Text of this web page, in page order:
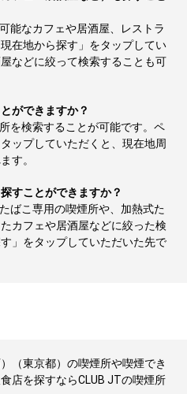
能なカフェや居酒屋、レストラ
在地から探す」をタップしてい
などに絞って検索することも可
ができますか？
を検索することが可能です。ペ
ップしていただくと、現在地周
す。
すことができますか？
ばこ専用の喫煙所や、加熱式た
カフェや居酒屋などに絞った検
」をタップしていただいた先で
（東京都）の喫煙所や喫煙でき
店を探すならCLUB JTの喫煙所